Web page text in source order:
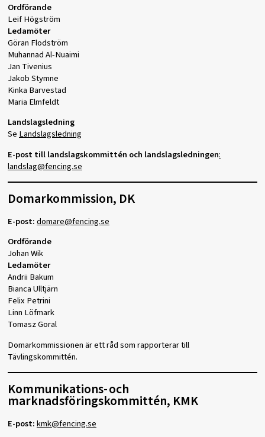
Ordförande
Leif Högström
Ledamöter
Göran Flodström
Muhannad Al-Nuaimi
Jan Tivenius
Jakob Stymne
Kinka Barvestad
Maria Elmfeldt
Landslagsledning
SeLandslagsledning
E-post till landslagskommittén och landslagsledningen:
landslag@fencing.se
Domarkommission, DK
E-post:domare@fencing.se
Ordförande
Johan Wik
Ledamöter
Andrii Bakum
Bianca Ulltjärn
Felix Petrini
Linn Löfmark
Tomasz Goral
Domarkommissionen är ett råd som rapporterar till
Tävlingskommittén.
Kommunikations- och
marknadsföringskommittén, KMK
E-post:kmk@fencing.se